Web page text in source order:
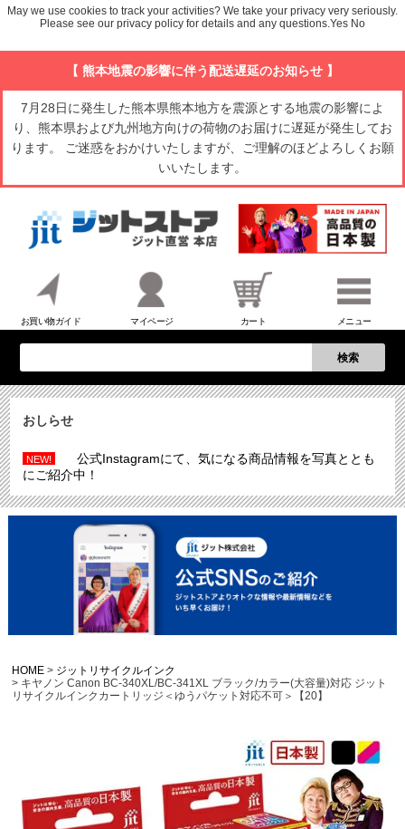
【 熊本地震の影響に伴う配送遅延のお知らせ 】
7月28日に発生した熊本県熊本地方を震源とする地震の影響によ
り、熊本県および九州地方向けの荷物のお届けに遅延が発生してお
ります。 ご迷惑をおかけいたしますが、ご理解のほどよろしくお願
いいたします。
お買い物ガイド マイページ カート メニュー
検索
おしらせ
NEW!
公式Instagramにて、気になる商品情報を写真ととも
にご紹介中！
HOME
ジットリサイクルインク
キヤノン Canon BC-340XL/BC-341XL ブラック/カラー(大容量)対応 ジット
リサイクルインクカートリッジ＜ゆうパケット対応不可＞【20】
May we use cookies to track your activities? We take your privacy very seriously.
Please see our privacy policy for details and any questions.Yes No